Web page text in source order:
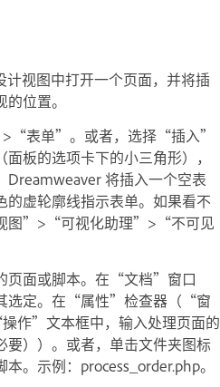
视图中打开一个页面，并将插
位置。
表单”。或者，选择“插入”
板的选项卡下的小三角形），
将插入一个空表
的虚轮廓线指示表单。如果看不
图”>“可视化助理”>“不可见
页面或脚本。在“文档”窗口
选定。在“属性”检查器（“窗
”文本框中，输入处理页面的
要））。或者，单击文件夹图标
。示例：process_order.php。